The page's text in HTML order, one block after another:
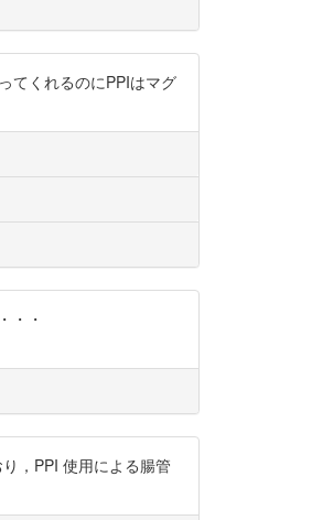
てくれるのにPPIはマグ
・・
，PPI 使用による腸管